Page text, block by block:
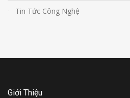
Tin Tức Công Nghệ
Giới Thiệu